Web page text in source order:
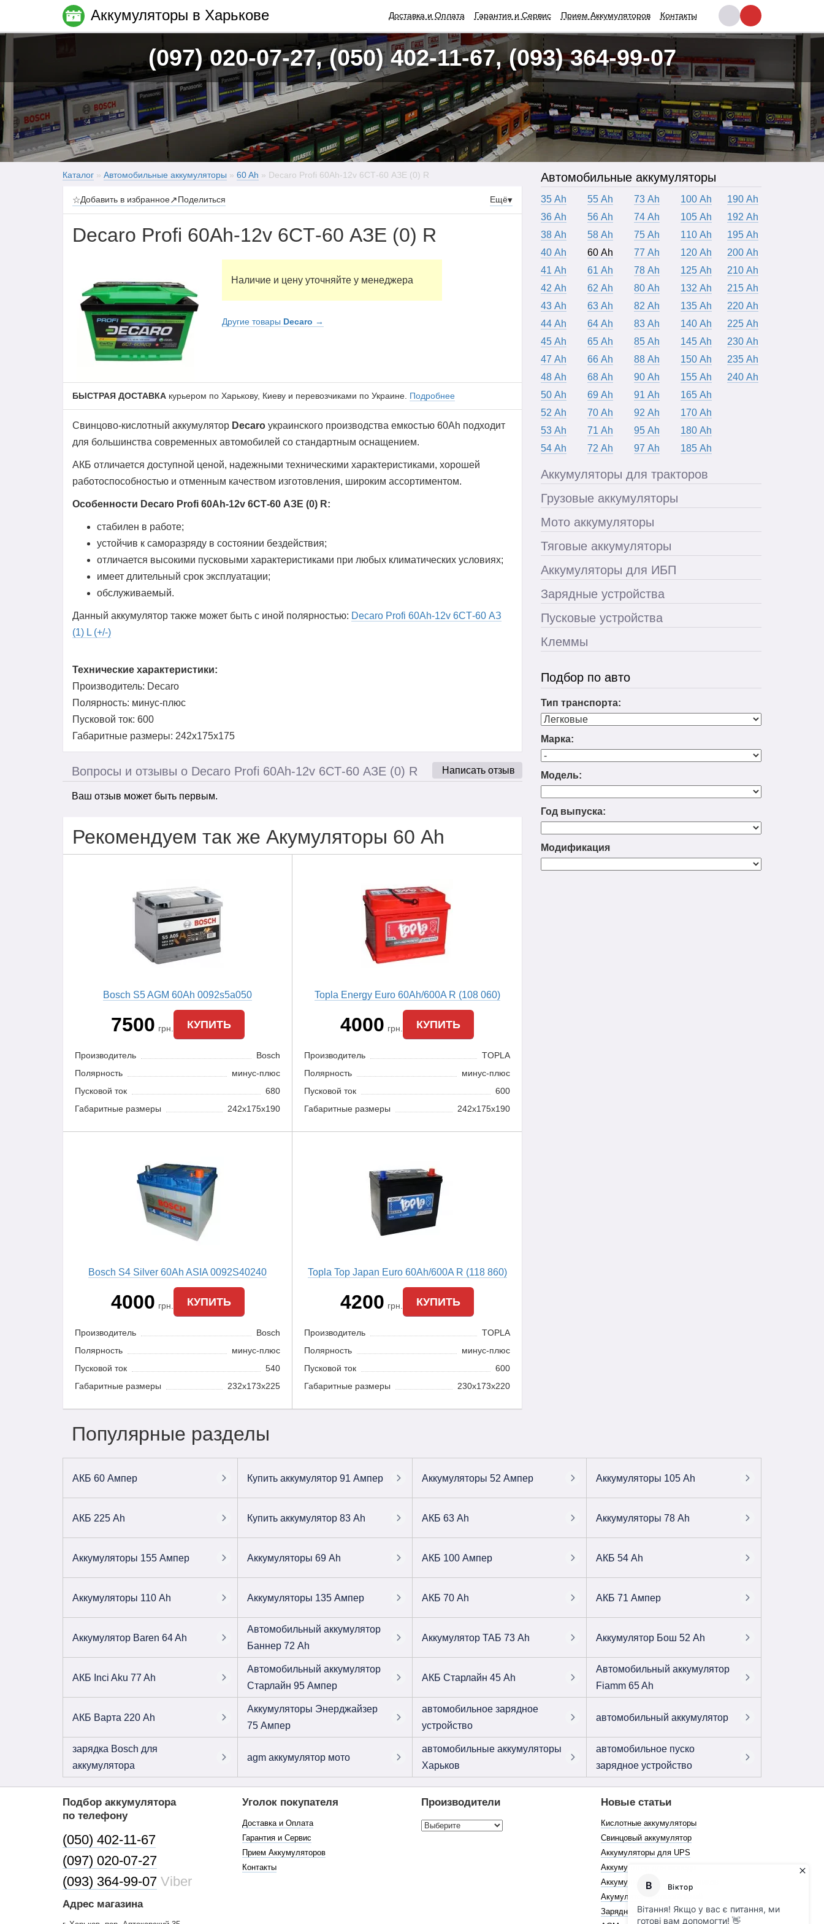
(097) 020-07-27, (050) 402-11-67, (093) 364-99-07
Каталог » Автомобильные аккумуляторы » 60 Ah » Decaro Profi 60Ah-12v 6CТ-60 АЗЕ (0) R
☆Добавить в избранное↗Поделиться Ещё▾
Decaro Profi 60Ah-12v 6CТ-60 АЗЕ (0) R
Наличие и цену уточняйте у менеджера
Другие товары Decaro →
БЫСТРАЯ ДОСТАВКА курьером по Харькову, Киеву и перевозчиками по Украине. Подробнее
Свинцово-кислотный аккумулятор Decaro украинского производства емкостью 60Ah подходит
для большинства современных автомобилей со стандартным оснащением.
АКБ отличается доступной ценой, надежными техническими характеристиками, хорошей
работоспособностью и отменным качеством изготовления, широким ассортиментом.
Особенности Decaro Profi 60Ah-12v 6CТ-60 АЗЕ (0) R:
стабилен в работе;
устойчив к саморазряду в состоянии бездействия;
отличается высокими пусковыми характеристиками при любых климатических условиях;
имеет длительный срок эксплуатации;
обслуживаемый.
Данный аккумулятор также может быть с иной полярностью: Decaro Profi 60Ah-12v 6CТ-60 АЗ
(1) L (+/-)
Технические характеристики:
Производитель: Decaro
Полярность: минус-плюс
Пусковой ток: 600
Габаритные размеры: 242x175x175
Написать отзыв
Вопросы и отзывы о Decaro Profi 60Ah-12v 6CТ-60 АЗЕ (0) R
Ваш отзыв может быть первым.
Рекомендуем так же Акумуляторы 60 Ah
Bosch S5 AGM 60Ah 0092s5a050
7500 грн. КУПИТЬ
Производитель
Bosch
Полярность
минус-плюс
Пусковой ток
680
Габаритные размеры
242x175x190
Topla Energy Euro 60Ah/600A R (108 060)
4000 грн. КУПИТЬ
Производитель
TOPLA
Полярность
минус-плюс
Пусковой ток
600
Габаритные размеры
242x175x190
Bosch S4 Silver 60Ah ASIA 0092S40240
4000 грн. КУПИТЬ
Производитель
Bosch
Полярность
минус-плюс
Пусковой ток
540
Габаритные размеры
232x173x225
Topla Top Japan Euro 60Ah/600A R (118 860)
4200 грн. КУПИТЬ
Производитель
TOPLA
Полярность
минус-плюс
Пусковой ток
600
Габаритные размеры
230x173x220
Автомобильные аккумуляторы
35 Ah
36 Ah
38 Ah
40 Ah
41 Ah
42 Ah
43 Ah
44 Ah
45 Ah
47 Ah
48 Ah
50 Ah
52 Ah
53 Ah
54 Ah
55 Ah
56 Ah
58 Ah
60 Ah
61 Ah
62 Ah
63 Ah
64 Ah
65 Ah
66 Ah
68 Ah
69 Ah
70 Ah
71 Ah
72 Ah
73 Ah
74 Ah
75 Ah
77 Ah
78 Ah
80 Ah
82 Ah
83 Ah
85 Ah
88 Ah
90 Ah
91 Ah
92 Ah
95 Ah
97 Ah
100 Ah
105 Ah
110 Ah
120 Ah
125 Ah
132 Ah
135 Ah
140 Ah
145 Ah
150 Ah
155 Ah
165 Ah
170 Ah
180 Ah
185 Ah
190 Ah
192 Ah
195 Ah
200 Ah
210 Ah
215 Ah
220 Ah
225 Ah
230 Ah
235 Ah
240 Ah
Аккумуляторы для тракторов
Грузовые аккумуляторы
Мото аккумуляторы
Тяговые аккумуляторы
Аккумуляторы для ИБП
Зарядные устройства
Пусковые устройства
Клеммы
Подбор по авто
Тип транспорта:
Марка:
Модель:
Год выпуска:
Модификация
Популярные разделы
АКБ 60 Ампер Купить аккумулятор 91 Ампер Аккумуляторы 52 Ампер Аккумуляторы 105 Ah
АКБ 225 Ah Купить аккумулятор 83 Ah АКБ 63 Ah Аккумуляторы 78 Ah
Аккумуляторы 155 Ампер Аккумуляторы 69 Ah АКБ 100 Ампер АКБ 54 Ah
Аккумуляторы 110 Ah Аккумуляторы 135 Ампер АКБ 70 Ah АКБ 71 Ампер
Аккумулятор Baren 64 Ah
Автомобильный аккумулятор
Баннер 72 Ah
Аккумулятор ТАБ 73 Ah Аккумулятор Бош 52 Ah
АКБ Inci Aku 77 Ah
Автомобильный аккумулятор
Старлайн 95 Ампер
АКБ Старлайн 45 Ah
Автомобильный аккумулятор
Fiamm 65 Ah
АКБ Варта 220 Ah
Аккумуляторы Энерджайзер
75 Ампер
автомобильное зарядное
устройство
автомобильный аккумулятор
зарядка Bosch для
аккумулятора
agm аккумулятор мото
автомобильные аккумуляторы
Харьков
автомобильное пуско
зарядное устройство
Аккумуляторы в Харькове Доставка и Оплата Гарантия и Сервис Прием Аккумуляторов Контакты
Подбор аккумулятора
по телефону
(050) 402-11-67
(097) 020-07-27
(093) 364-99-07 Viber
Адрес магазина
Уголок покупателя
Доставка и Оплата
Гарантия и Сервис
Прием Аккумуляторов
Контакты
Производители Новые статьи
Кислотные аккумуляторы
Свинцовый аккумулятор
Аккумуляторы для UPS
Аккумулятор для мопеда
Аккумуляторы для погрузчиков
Акумулятор автомобільний
Зарядні пристрої для акумуляторів